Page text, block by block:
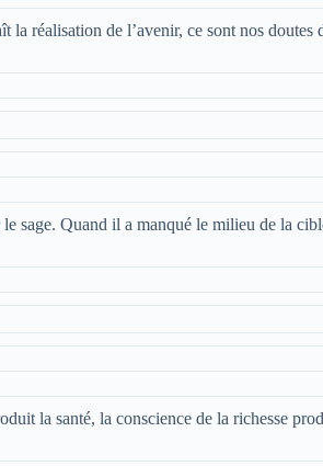
la réalisation de l’avenir, ce sont nos doutes
sage. Quand il a manqué le milieu de la
la santé, la conscience de la richesse